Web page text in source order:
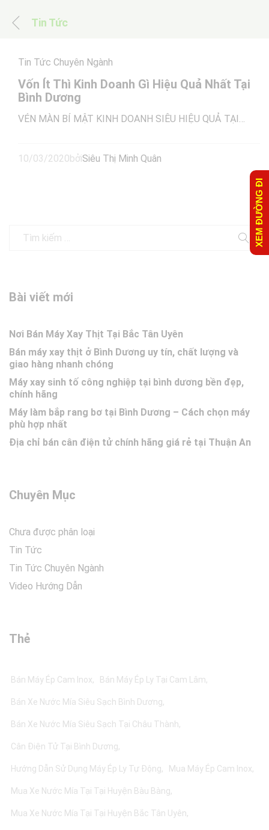
Tin Tức
Tin Tức Chuyên Ngành
Vốn Ít Thì Kinh Doanh Gì Hiệu Quả Nhất Tại
Bình Dương
VÉN MÀN BÍ MẬT KINH DOANH SIÊU HIỆU QUẢ TẠI…
10/03/2020bởiSiêu Thị Minh Quân
Bài viết mới
Nơi Bán Máy Xay Thịt Tại Bắc Tân Uyên
Bán máy xay thịt ở Bình Dương uy tín, chất lượng và
giao hàng nhanh chóng
Máy xay sinh tố công nghiệp tại bình dương bền đẹp,
chính hãng
Máy làm bắp rang bơ tại Bình Dương – Cách chọn máy
phù hợp nhất
Địa chỉ bán cân điện tử chính hãng giá rẻ tại Thuận An
Chuyên Mục
Chưa được phân loại
Tin Tức
Tin Tức Chuyên Ngành
Video Hướng Dẫn
Thẻ
Bán Máy Ép Cam Inox Bán Máy Ép Ly Tại Cam Lâm
Bán Xe Nước Mía Siêu Sạch Bình Dương
Bán Xe Nước Mía Siêu Sạch Tại Châu Thành
Cân Điện Tử Tại Bình Dương
Hướng Dẫn Sử Dụng Máy Ép Ly Tự Động Mua Máy Ép Cam Inox
Mua Xe Nước Mía Tại Tại Huyện Bàu Bàng
Mua Xe Nước Mía Tại Tại Huyện Bắc Tân Uyên
XEM ĐƯỜNG ĐI